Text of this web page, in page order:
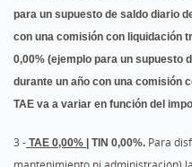
para un supuesto de saldo diario
con una comisión con liquidación
0,00% (ejemplo para un supuesto
durante un año con una comisión
TAE va a variar en función del
3 -TAE 0,00% | TIN 0,00%. Para